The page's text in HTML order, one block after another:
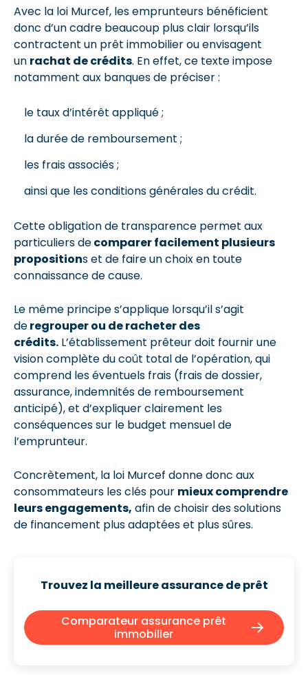
Avec la loi Murcef, les emprunteurs bénéficient
donc d’un cadre beaucoup plus clair lorsqu’ils
contractent un prêt immobilier ou envisagent
un rachat de crédits. En effet, ce texte impose
notamment aux banques de préciser :
le taux d’intérêt appliqué ;
la durée de remboursement ;
les frais associés ;
ainsi que les conditions générales du crédit.
Cette obligation de transparence permet aux
particuliers decomparer facilement plusieurs
propositions et de faire un choix en toute
connaissance de cause.
Le même principe s’applique lorsqu’il s’agit
deregrouper ou de racheter des
crédits. L’établissement prêteur doit fournir une
vision complète du coût total de l’opération, qui
comprend les éventuels frais (frais de dossier,
assurance, indemnités de remboursement
anticipé), et d’expliquer clairement les
conséquences sur le budget mensuel de
l’emprunteur.
Concrètement, la loi Murcef donne donc aux
consommateurs les clés pour mieux comprendre
leurs engagements, afin de choisir des solutions
de financement plus adaptées et plus sûres.
Trouvez la meilleure assurance de prêt
Comparateur assurance prêt
immobilier